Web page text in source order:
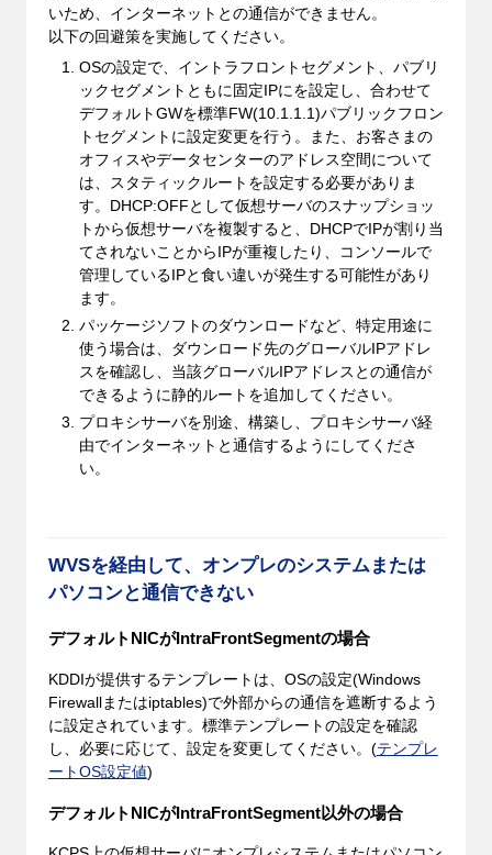
いため、インターネットとの通信ができません。
以下の回避策を実施してください。
OSの設定で、イントラフロントセグメント、パブリ
ックセグメントともに固定IPにを設定し、合わせて
デフォルトGWを標準FW(10.1.1.1)パブリックフロン
トセグメントに設定変更を行う。また、お客さまの
オフィスやデータセンターのアドレス空間について
は、スタティックルートを設定する必要がありま
す。DHCP:OFFとして仮想サーバのスナップショッ
トから仮想サーバを複製すると、DHCPでIPが割り当
てされないことからIPが重複したり、コンソールで
管理しているIPと食い違いが発生する可能性があり
ます。
パッケージソフトのダウンロードなど、特定用途に
使う場合は、ダウンロード先のグローバルIPアドレ
スを確認し、当該グローバルIPアドレスとの通信が
できるように静的ルートを追加してください。
プロキシサーバを別途、構築し、プロキシサーバ経
由でインターネットと通信するようにしてくださ
い。
WVSを経由して、オンプレのシステムまたは
パソコンと通信できない
デフォルトNICがIntraFrontSegmentの場合
KDDIが提供するテンプレートは、OSの設定(Windows
Firewallまたはiptables)で外部からの通信を遮断するよう
に設定されています。標準テンプレートの設定を確認
し、必要に応じて、設定を変更してください。(テンプレ
ートOS設定値)
デフォルトNICがIntraFrontSegment以外の場合